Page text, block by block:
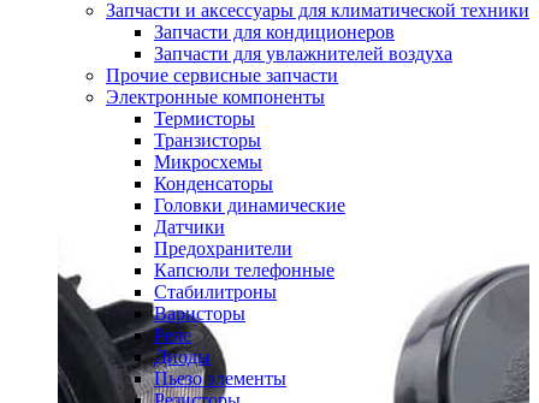
Запчасти и аксессуары для климатической техники
Запчасти для кондиционеров
Запчасти для увлажнителей воздуха
Прочие сервисные запчасти
Электронные компоненты
Термисторы
Транзисторы
Микросхемы
Конденсаторы
Головки динамические
Датчики
Предохранители
Капсюли телефонные
Стабилитроны
Варисторы
Реле
Диоды
Пьезо элементы